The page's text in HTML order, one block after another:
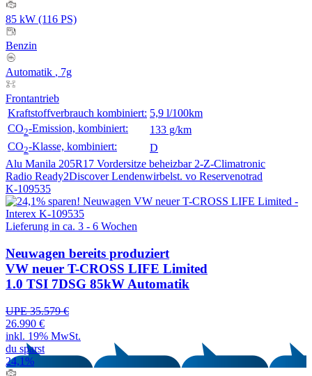
85 kW (116 PS)
Benzin
Automatik , 7g
Frontantrieb
Kraftstoffverbrauch kombiniert: 5,9 l/100km
CO2-Emission, kombiniert:
133 g/km
CO2-Klasse, kombiniert:
D
Alu Manila 205R17 Vordersitze beheizbar 2-Z-Climatronic
Radio Ready2Discover Lendenwirbelst. vo Reservenotrad
K-109535
Lieferung in ca. 3 - 6 Wochen
Neuwagen bereits produziert
VW neuer T-CROSS LIFE Limited
1.0 TSI 7DSG 85kW Automatik
UPE 35.579 €
26.990 €
inkl. 19% MwSt.
du sparst
24,1%